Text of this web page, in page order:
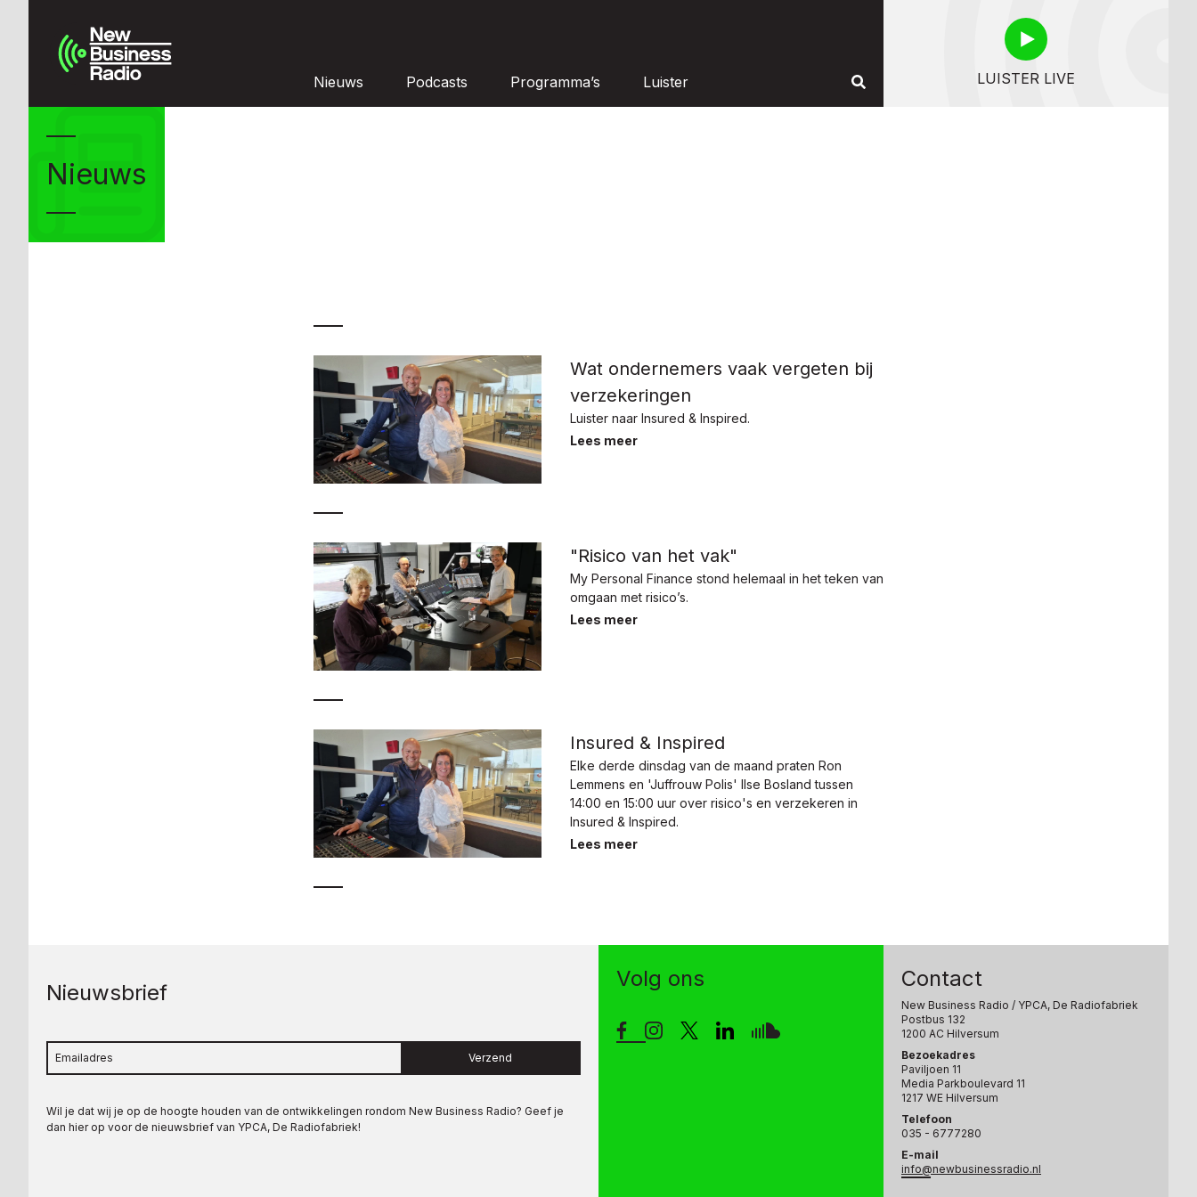
Nieuws Podcasts Programma’s Luister LUISTER LIVE
Nieuws
Wat ondernemers vaak vergeten bij
verzekeringen
Luister naar Insured & Inspired.
Lees meer
"Risico van het vak"
My Personal Finance stond helemaal in het teken van
omgaan met risico’s.
Lees meer
Insured & Inspired
Elke derde dinsdag van de maand praten Ron
Lemmens en 'Juffrouw Polis' Ilse Bosland tussen
14:00 en 15:00 uur over risico's en verzekeren in
Insured & Inspired.
Lees meer
Nieuwsbrief
Verzend
Wil je dat wij je op de hoogte houden van de ontwikkelingen rondom New Business Radio? Geef je
dan hier op voor de nieuwsbrief van YPCA, De Radiofabriek!
Volg ons Contact
New Business Radio / YPCA, De Radiofabriek
Postbus 132
1200 AC Hilversum
Bezoekadres
Paviljoen 11
Media Parkboulevard 11
1217 WE Hilversum
Telefoon
035 - 6777280
E-mail
info@newbusinessradio.nl